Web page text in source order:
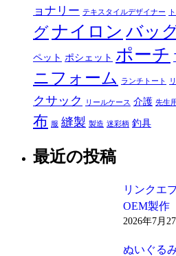
ョナリー テキスタイルデザイナー
グナイロン バッ
ペット ポシェット ポーチ
ニフォーム
ランチトート
クサック
リールケース 介護 先生
布 服 縫製 製造 迷彩柄 釣具
最近の投稿
リンクエ
OEM製作
2026年7月
ぬいぐる